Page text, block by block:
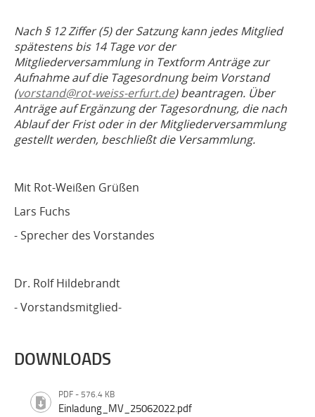
Nach § 12 Ziffer (5) der Satzung kann jedes Mitglied
spätestens bis 14 Tage vor der
Mitgliederversammlung in Textform Anträge zur
Aufnahme auf die Tagesordnung beim Vorstand
(vorstand@rot-weiss-erfurt.de) beantragen. Über
Anträge auf Ergänzung der Tagesordnung, die nach
Ablauf der Frist oder in der Mitgliederversammlung
gestellt werden, beschließt die Versammlung.
Mit Rot-Weißen Grüßen
Lars Fuchs
- Sprecher des Vorstandes
Dr. Rolf Hildebrandt
- Vorstandsmitglied-
DOWNLOADS
PDF - 576.4 KB
Einladung_MV_25062022.pdf